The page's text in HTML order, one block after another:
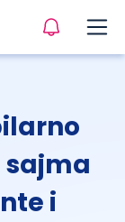
sajma
i